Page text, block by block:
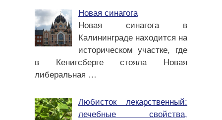
Новая синагога
Новая синагога в
Калининграде находится на
историческом участке, где
в Кенигсберге стояла Новая
либеральная …
Любисток лекарственный:
лечебные свойства,